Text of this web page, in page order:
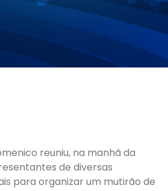
reuniu, na manhã da
de diversas
para organizar um mutirão de